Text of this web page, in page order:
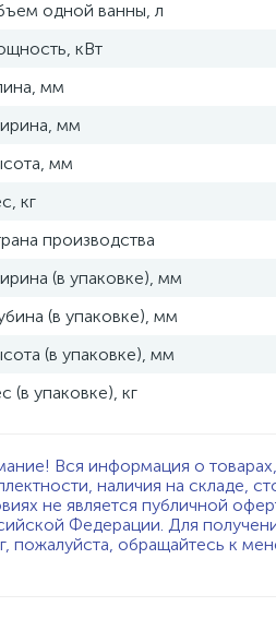
одной ванны, л
кВт
мм
мм
мм
кг
производства
(в упаковке), мм
(в упаковке), мм
(в упаковке), мм
(в упаковке), кг
Вся информация о
наличия на складе,
не является публичной
Федерации. Для
пожалуйста, обращайтесь к